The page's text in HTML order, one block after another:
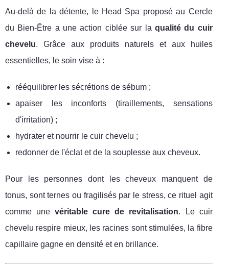
Au-delà de la détente, le Head Spa proposé au Cercle
du Bien-Être a une action ciblée sur la qualité du cuir
chevelu. Grâce aux produits naturels et aux huiles
essentielles, le soin vise à :
rééquilibrer les sécrétions de sébum ;
apaiser les inconforts (tiraillements, sensations
d'irritation) ;
hydrater et nourrir le cuir chevelu ;
redonner de l'éclat et de la souplesse aux cheveux.
Pour les personnes dont les cheveux manquent de
tonus, sont ternes ou fragilisés par le stress, ce rituel agit
comme unevéritable cure de revitalisation. Le cuir
chevelu respire mieux, les racines sont stimulées, la fibre
capillaire gagne en densité et en brillance.